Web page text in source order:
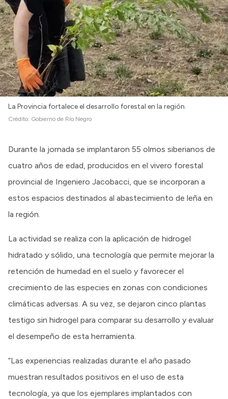
La Provincia fortalece el desarrollo forestal en la región.
Crédito: Gobierno de Río Negro
Durante la jornada se implantaron 55 olmos siberianos de
cuatro años de edad, producidos en el vivero forestal
provincial de Ingeniero Jacobacci, que se incorporan a
estos espacios destinados al abastecimiento de leña en
la región.
La actividad se realiza con la aplicación de hidrogel
hidratado y sólido, una tecnología que permite mejorar la
retención de humedad en el suelo y favorecer el
crecimiento de las especies en zonas con condiciones
climáticas adversas. A su vez, se dejaron cinco plantas
testigo sin hidrogel para comparar su desarrollo y evaluar
el desempeño de esta herramienta.
“Las experiencias realizadas durante el año pasado
muestran resultados positivos en el uso de esta
tecnología, ya que los ejemplares implantados con